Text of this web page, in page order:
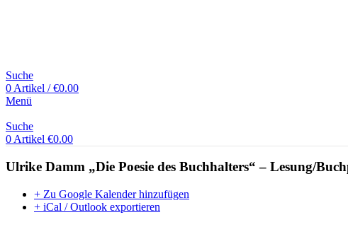
Suche
0 Artikel / €0.00
Menü
Suche
0 Artikel €0.00
Ulrike Damm „Die Poesie des Buchhalters“ – Lesung/
+ Zu Google Kalender hinzufügen
+ iCal / Outlook exportieren